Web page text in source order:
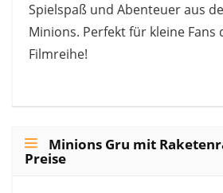
Spielspaß und Abenteuer aus
Minions. Perfekt für kleine Fans
Filmreihe!
Minions Gru mit
Preise